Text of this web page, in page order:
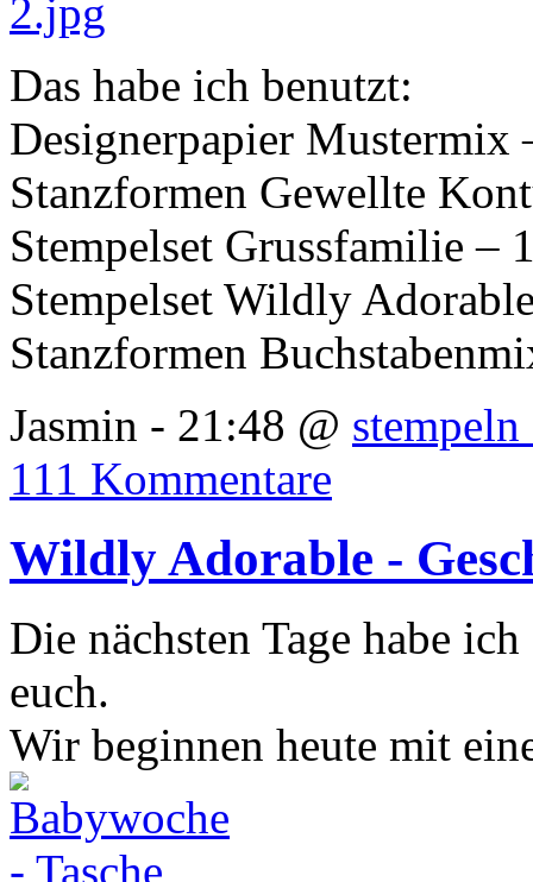
Das habe ich benutzt:
Designerpapier Mustermix
Stanzformen Gewellte
Stempelset Grussfamilie –
Stempelset Wildly
Stanzformen
Jasmin - 21:48 @
111 Kommentare
Wildly Adorable -
Die nächsten Tage habe
euch.
Wir beginnen heute mit